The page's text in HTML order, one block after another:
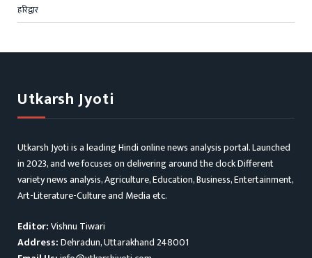
हरिद्वार
Utkarsh Jyoti
Utkarsh Jyoti is a leading Hindi online news analysis portal. Launched
in 2023, and we focuses on delivering around the clock Different
variety news analysis, Agriculture, Education, Business, Entertainment,
Art-Literature-Culture and Media etc.
Editor:Vishnu Tiwari
Address:Dehradun, Uttarakhand 248001